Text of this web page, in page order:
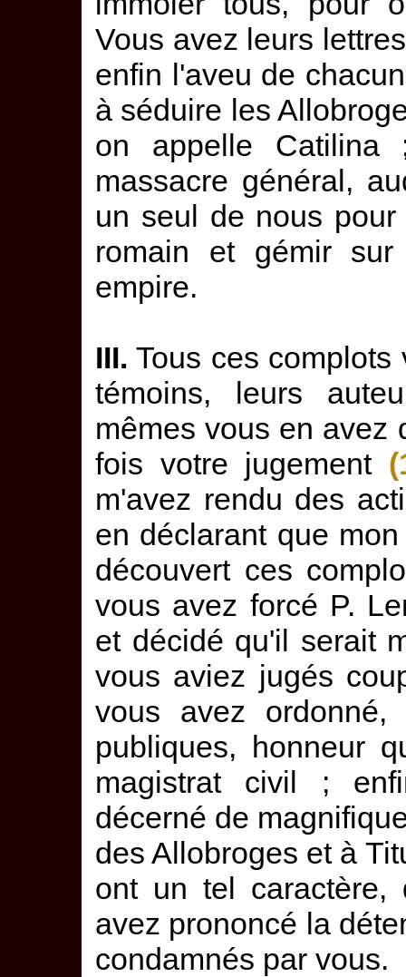
Vous avez leurs
enfin l'aveu de
à séduire les
on appelle
massacre général,
un seul de nous
romain et gémir
empire.
III. Tous ces
témoins, leurs
mêmes vous en avez
fois votre jugement
m'avez rendu des
en déclarant que
découvert ces
vous avez forcé P.
et décidé qu'il serait
vous aviez jugés
vous avez
publiques, honneur
magistrat civil ;
décerné de
des Allobroges et à
ont un tel caractère,
avez prononcé la
condamnés par vous.